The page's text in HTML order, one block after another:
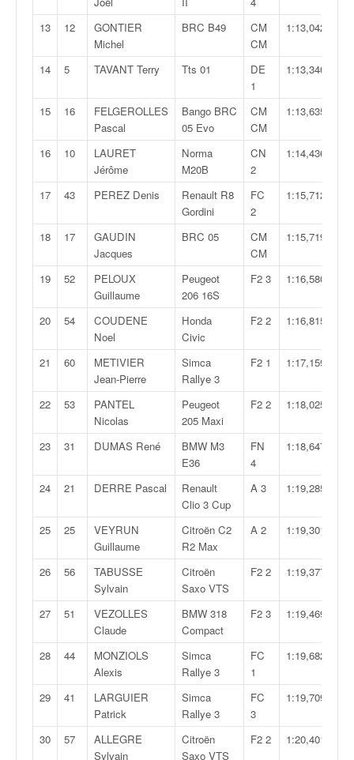
13 12
GONTIER
Michel
BRC B49
CM
CM
1:13,042
14 5 TAVANT Terry Tts 01
DE
1
1:13,340
15 16
FELGEROLLES
Pascal
Bango BRC
05 Evo
CM
CM
1:13,635
16 10
LAURET
Jérôme
Norma
M20B
CN
2
1:14,436
17 43 PEREZ Denis
Renault R8
Gordini
FC
2
1:15,712
18 17
GAUDIN
Jacques
BRC 05
CM
CM
1:15,719
19 52
PELOUX
Guillaume
Peugeot
206 16S
F2 3 1:16,580
20 54
COUDENE
Noel
Honda
Civic
F2 2 1:16,815
21 60
METIVIER
Jean-Pierre
Simca
Rallye 3
F2 1 1:17,159
22 53
PANTEL
Nicolas
Peugeot
205 Maxi
F2 2 1:18,025
23 31 DUMAS René
BMW M3
E36
FN
4
1:18,647
24 21 DERRE Pascal
Renault
Clio 3 Cup
A 3 1:19,285
25 25
VEYRUN
Guillaume
Citroën C2
R2 Max
A 2 1:19,301
26 56
TABUSSE
Sylvain
Citroën
Saxo VTS
F2 2 1:19,377
27 51
VEZOLLES
Claude
BMW 318
Compact
F2 3 1:19,469
28 44
MONZIOLS
Alexis
Simca
Rallye 3
FC
1
1:19,682
29 41
LARGUIER
Patrick
Simca
Rallye 3
FC
3
1:19,709
30 57
ALLEGRE
Sylvain
Citroën
Saxo VTS
F2 2 1:20,401